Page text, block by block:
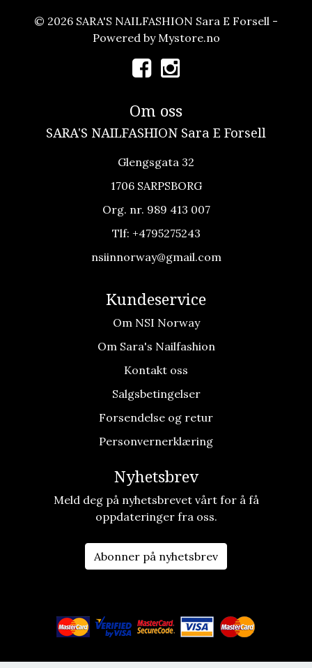
© 2026 SARA'S NAILFASHION Sara E Forsell -
Powered by Mystore.no
Om oss
SARA'S NAILFASHION Sara E Forsell
Glengsgata 32
1706 SARPSBORG
Org. nr. 989 413 007
Tlf: +4795275243
nsiinnorway@gmail.com
Kundeservice
Om NSI Norway
Om Sara's Nailfashion
Kontakt oss
Salgsbetingelser
Forsendelse og retur
Personvernerklæring
Nyhetsbrev
Meld deg på nyhetsbrevet vårt for å få
oppdateringer fra oss.
Abonner på nyhetsbrev